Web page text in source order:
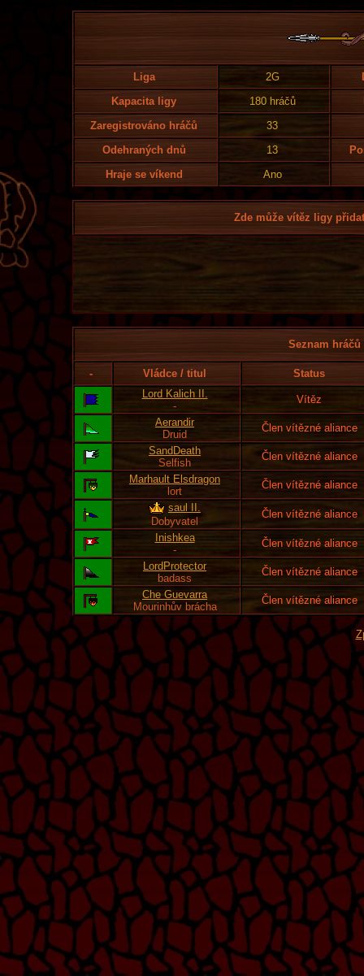
Liga 2G
Kapacita ligy
180 hráčů
Zaregistrováno hráčů
33
Odehraných dnů
13
Hraje se víkend
Ano
Zde může vítěz ligy
Seznam
- Vládce / titul
Status
Lord Kalich II.
-
Vítěz
Aerandir
Druid
Člen vítězné aliance
SandDeath
Selfish
Člen vítězné aliance
Marhault Elsdragon
lort
Člen vítězné aliance
saul II.
Dobyvatel
Člen vítězné aliance
Inishkea
-
Člen vítězné aliance
LordProtector
badass
Člen vítězné aliance
Che Guevarra
Mourinhův brácha
Člen vítězné aliance